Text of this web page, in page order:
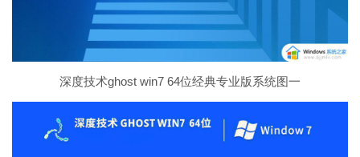
深度技术ghost win7 64位经典专业版系统图一